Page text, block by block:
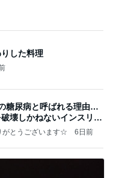
した料理
糖尿病と呼ばれる理由…
壊しかねないインスリン
とうございます☆ 6日前